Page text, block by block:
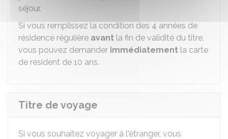
séjour.
Si vous remplissez la condition des 4 années de
résidence régulière avant la fin de validité du titre,
vous pouvez demander immédiatement la carte
de résident de 10 ans.
Titre de voyage
Si vous souhaitez voyager à l'étranger, vous